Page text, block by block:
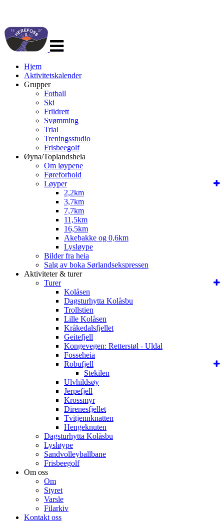
navigasjon
Hjem
Aktivitetskalender
Grupper
Fotball
Ski
Friidrett
Svømming
Trial
Treningsstudio
Frisbeegolf
Øyna/Toplandsheia
Om løypene
Føreforhold
Løyper
2,2km
3,7km
7,7km
11,5km
16,5km
Akebakke og 0,6km
Lysløype
Bilder fra heia
Salg av boka Sørlandsekspressen
Aktiviteter & turer
Turer
Kolåsen
Dagsturhytta Kolåsbu
Trollstien
Lille Kolåsen
Kråkedalsfjellet
Geitefjell
Kongevegen: Retterstøl - Uldal
Fosseheia
Robufjell
Stekilen
Ulvhildsøy
Jerpefjell
Krossmyr
Direnesfjellet
Tvitjennknatten
Hengeknuten
Dagsturhytta Kolåsbu
Lysløype
Sandvolleyballbane
Frisbeegolf
Om oss
Om
Styret
Varsle
Filarkiv
Kontakt oss